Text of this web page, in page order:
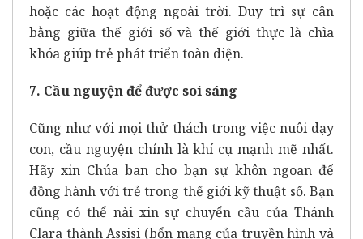
hoặc các hoạt động ngoài trời. Duy trì sự cân
bằng giữa thế giới số và thế giới thực là chìa
khóa giúp trẻ phát triển toàn diện.
7. Cầu nguyện để được soi sáng
Cũng như với mọi thử thách trong việc nuôi dạy
con, cầu nguyện chính là khí cụ mạnh mẽ nhất.
Hãy xin Chúa ban cho bạn sự khôn ngoan để
đồng hành với trẻ trong thế giới kỹ thuật số. Bạn
cũng có thể nài xin sự chuyển cầu của Thánh
Clara thành Assisi (bổn mạng của truyền hình và